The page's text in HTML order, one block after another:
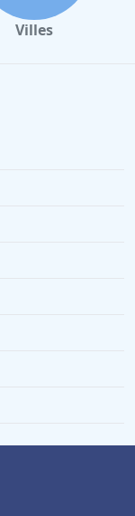
Villes